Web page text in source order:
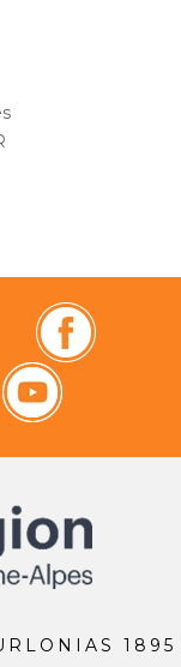
1895